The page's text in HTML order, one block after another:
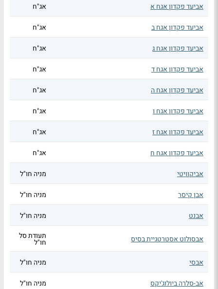
אביעד פקדון אגח א
אג"ח
אביעד פקדון אגח ב אג"ח
אביעד פקדון אגח ג אג"ח
אביעד פקדון אגח ד אג"ח
אביעד פקדון אגח ה אג"ח
אביעד פקדון אגח ו אג"ח
אביעד פקדון אגח ז אג"ח
אביעד פקדון אגח ח אג"ח
אביקוויטי מניה חו"ל
אבן קיסר מניה חו"ל
אבנט מניה חו"ל
אבסולוט אסטרטגיית בסיס תעודת סל
חו"ל
אבסי
מניה חו"ל
אב-סלרה ביולוג'יקס מניה חו"ל